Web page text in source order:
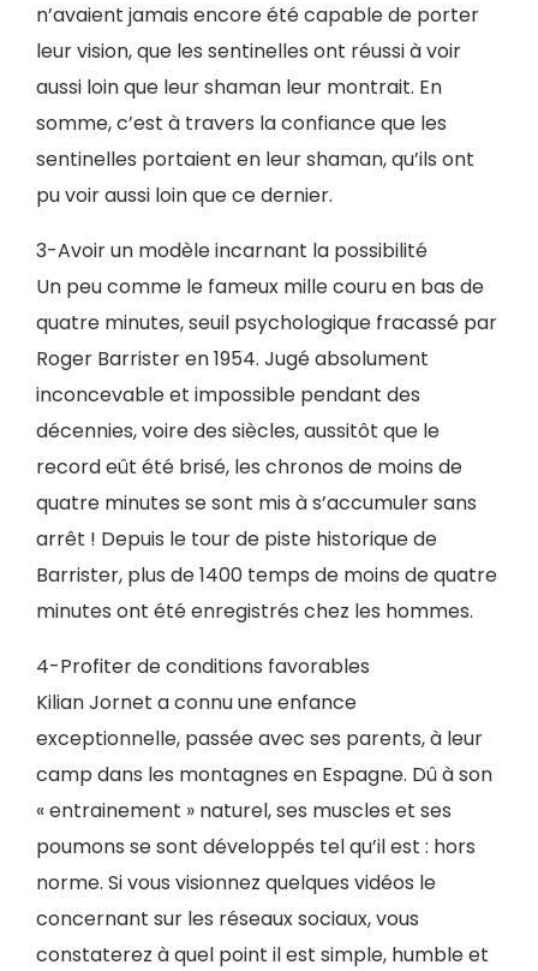
n’avaient jamais encore été capable de porter
leur vision, que les sentinelles ont réussi à voir
aussi loin que leur shaman leur montrait. En
somme, c’est à travers la confiance que les
sentinelles portaient en leur shaman, qu’ils ont
pu voir aussi loin que ce dernier.
3-Avoir un modèle incarnant la possibilité
Un peu comme le fameux mille couru en bas de
quatre minutes, seuil psychologique fracassé par
Roger Barrister en 1954. Jugé absolument
inconcevable et impossible pendant des
décennies, voire des siècles, aussitôt que le
record eût été brisé, les chronos de moins de
quatre minutes se sont mis à s’accumuler sans
arrêt ! Depuis le tour de piste historique de
Barrister, plus de 1400 temps de moins de quatre
minutes ont été enregistrés chez les hommes.
4-Profiter de conditions favorables
Kilian Jornet a connu une enfance
exceptionnelle, passée avec ses parents, à leur
camp dans les montagnes en Espagne. Dû à son
« entrainement » naturel, ses muscles et ses
poumons se sont développés tel qu’il est : hors
norme. Si vous visionnez quelques vidéos le
concernant sur les réseaux sociaux, vous
constaterez à quel point il est simple, humble et